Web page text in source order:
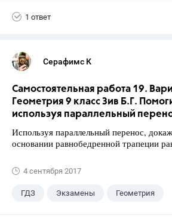
1 ответ
Серафимс К
Самостоятельная работа 19.
Геометрия 9 класс Зив Б.Г.
используя параллельный
Используя параллельный перенос,
основании равнобедренной трапеции
4 сентября 2017
ГДЗ Экзамены Геометрия